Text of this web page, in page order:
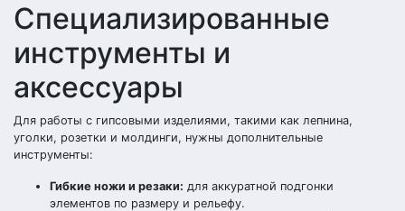
Специализированные
инструменты и
аксессуары
Для работы с гипсовыми изделиями, такими как лепнина,
уголки, розетки и молдинги, нужны дополнительные
инструменты:
Гибкие ножи и резаки: для аккуратной подгонки
элементов по размеру и рельефу.